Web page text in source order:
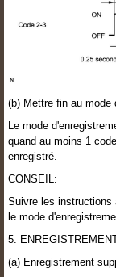
(b) Mettre fin au mode
Le mode
quand au moins 1
enregistré.
CONSEIL:
Suivre les instructions
le mode
5.
(a) Enregistrement